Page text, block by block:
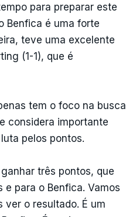
para preparar este
Benfica é uma forte
teve uma excelente
(1-1), que é
tem o foco na busca
considera importante
pelos pontos.
três pontos, que
para o Benfica. Vamos
ver o resultado. É um